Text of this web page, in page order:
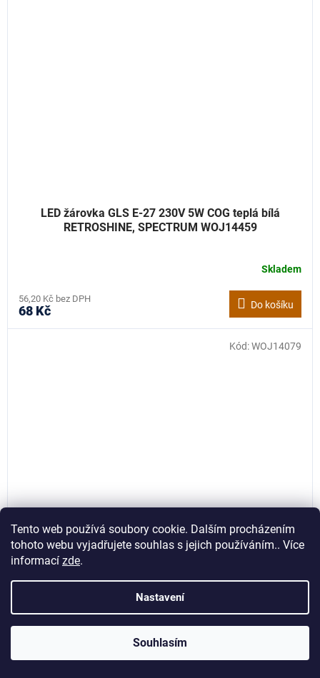
Tento web používá soubory cookie. Dalším procházením
tohoto webu vyjadřujete souhlas s jejich používáním.. Více
informací zde.
Nastavení
Souhlasím
LED žárovka GLS E-27 230V 5W COG teplá bílá
RETROSHINE, SPECTRUM WOJ14459
Skladem
56,20 Kč bez DPH
68 Kč Do košíku
LED žárovka ST64 E-27 230V 2W COG teplá bílá
RETROSHINE, SPECTRUM WOJ14079
87 Kč Do košíku
Kód:WOJ14079